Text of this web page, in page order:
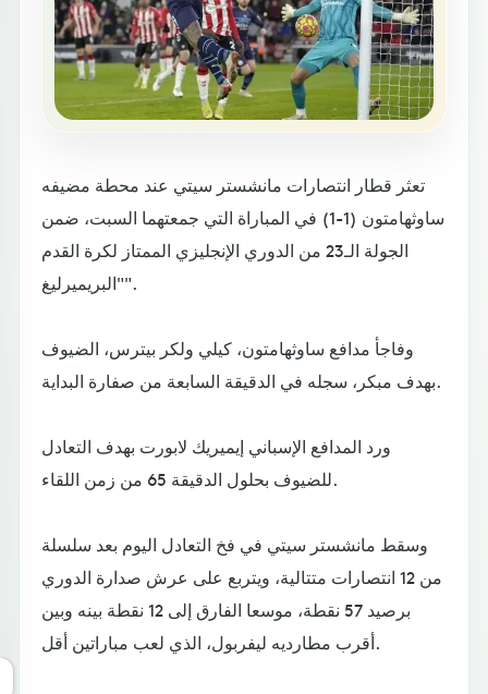
تعثر قطار انتصارات مانشستر سيتي عند محطة مضيفه
ساوثهامتون (1-1) في المباراة التي جمعتهما السبت، ضمن
الجولة الـ23 من الدوري الإنجليزي الممتاز لكرة القدم
"البريميرليغ".
وفاجأ مدافع ساوثهامتون، كيلي ولكر بيترس، الضيوف
بهدف مبكر، سجله في الدقيقة السابعة من صفارة البداية.
ورد المدافع الإسباني إيميريك لابورت بهدف التعادل
للضيوف بحلول الدقيقة 65 من زمن اللقاء.
وسقط مانشستر سيتي في فخ التعادل اليوم بعد سلسلة
من 12 انتصارات متتالية، ويتربع على عرش صدارة الدوري
برصيد 57 نقطة، موسعا الفارق إلى 12 نقطة بينه وبين
أقرب مطارديه ليفربول، الذي لعب مباراتين أقل.